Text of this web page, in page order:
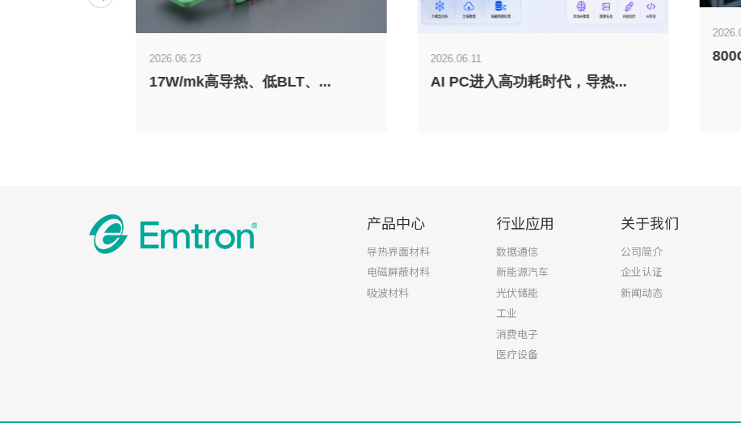
2026.06.23
17W/mk高导热、低BLT、...
2026.06.11
AI PC进入高功耗时代，导热...
产品中心
导热界面材料
电磁屏蔽材料
吸波材料
行业应用
数据通信
新能源汽车
光伏储能
工业
消费电子
医疗设备
关于我们
公司简介
企业认证
新闻动态